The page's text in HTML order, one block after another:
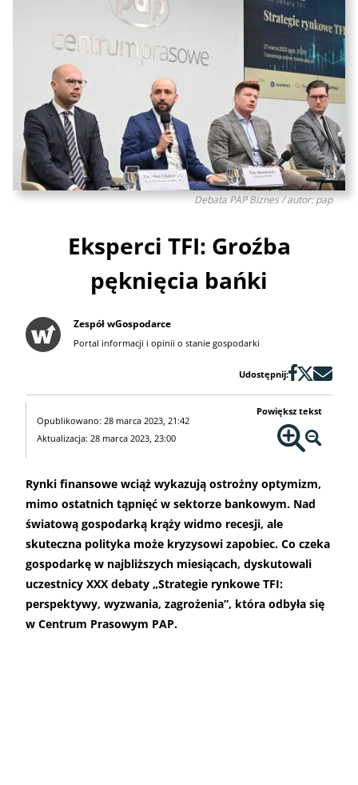
Debata PAP Biznes / autor: pap
Eksperci TFI: Groźba
pęknięcia bańki
Zespół wGospodarce
Portal informacji i opinii o stanie gospodarki
Udostępnij:
Opublikowano: 28 marca 2023, 21:42
Aktualizacja: 28 marca 2023, 23:00
Powiększ tekst
Rynki finansowe wciąż wykazują ostrożny optymizm,
mimo ostatnich tąpnięć w sektorze bankowym. Nad
światową gospodarką krąży widmo recesji, ale
skuteczna polityka może kryzysowi zapobiec. Co czeka
gospodarkę w najbliższych miesiącach, dyskutowali
uczestnicy XXX debaty „Strategie rynkowe TFI:
perspektywy, wyzwania, zagrożenia”, która odbyła się
w Centrum Prasowym PAP.